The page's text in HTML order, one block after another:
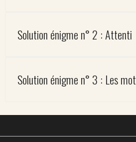
Solution énigme n° 2 : Attenti
Solution énigme n° 3 : Les mot